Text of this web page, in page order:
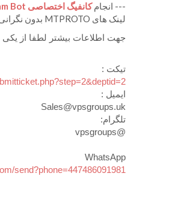
--- انجامکانفیگ اختصاصی Captcha Telegram Bot
لینک های MTPROTO بدون نگرانی از فیلتر شدن, جهت اطلاعات بیشتر با
جهت اطلاعات بیشتر لطفا از
تیکت :
ایمیل :
Sales@vpsgroups.uk
تلگرام:
@vpsgroups
WhatsApp
send?phone=447486091981